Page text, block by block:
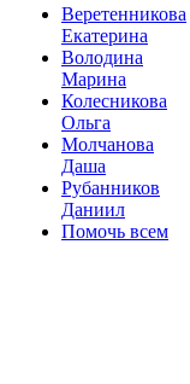
Веретенникова
Екатерина
Володина
Марина
Колесникова
Ольга
Молчанова
Даша
Рубанников
Даниил
Помочь всем